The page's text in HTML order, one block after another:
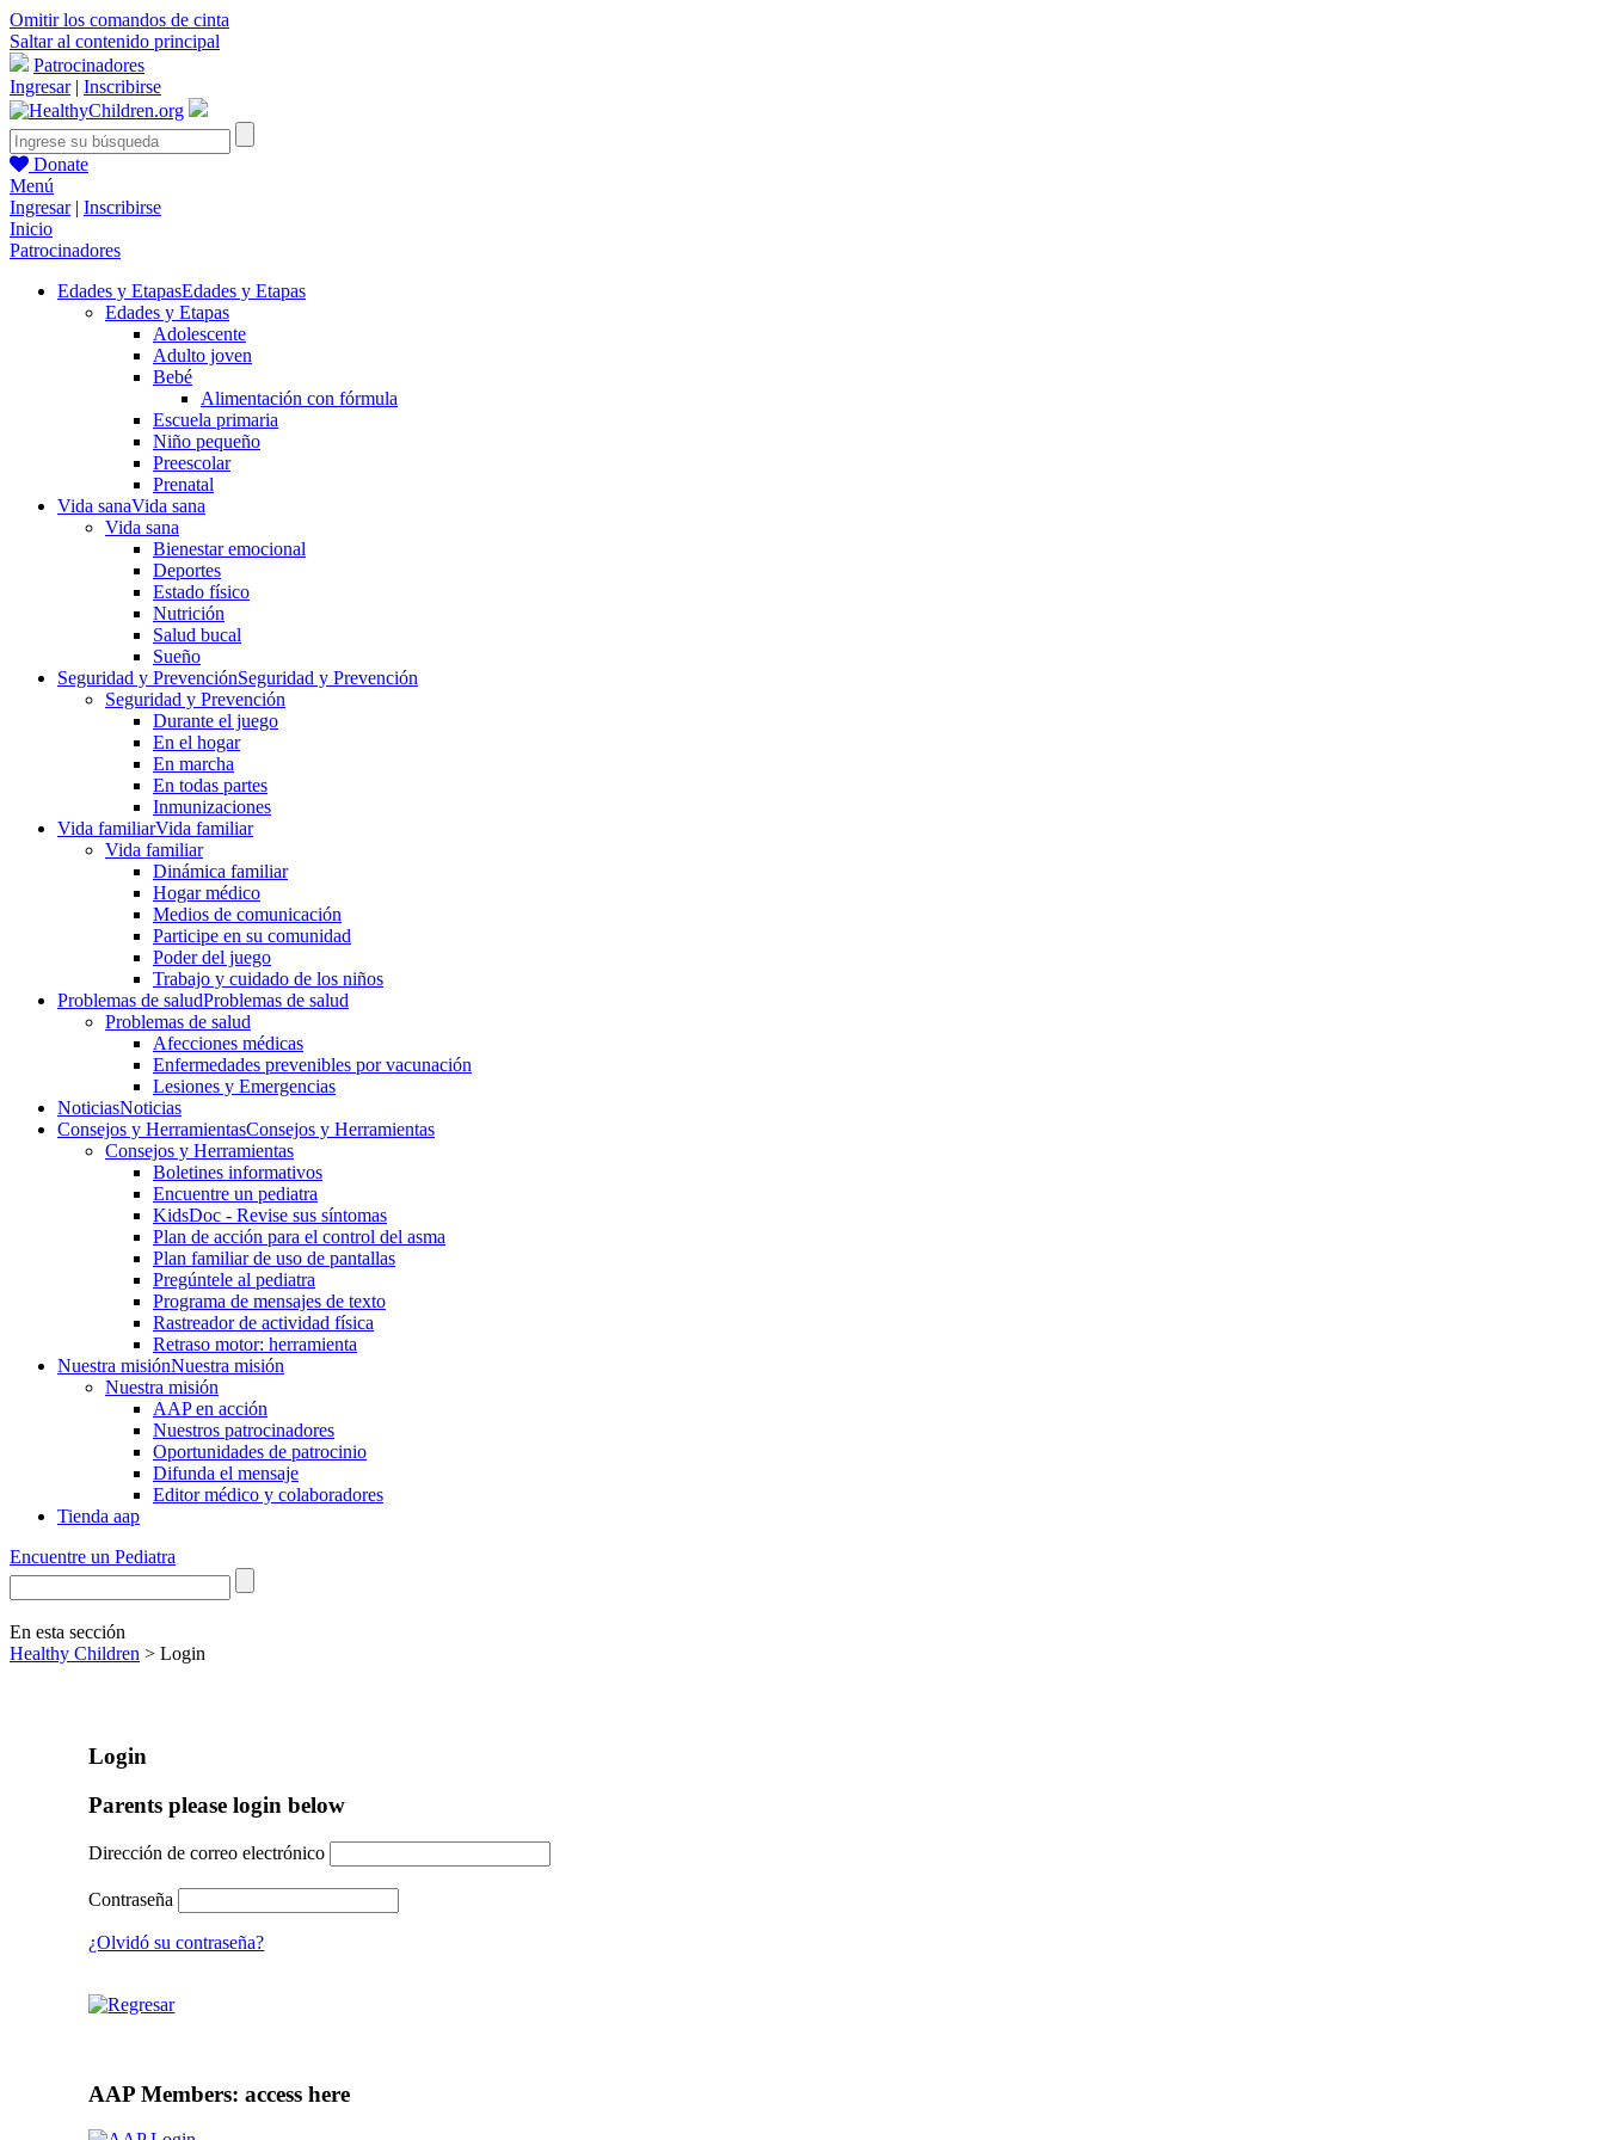
Omitir los comandos de cinta
Saltar al contenido principal
Patrocinadores
Ingresar| Inscribirse
Donate
Menú
Ingresar| Inscribirse
Inicio
Patrocinadores
Edades y EtapasEdades y Etapas
Edades y Etapas
Adolescente
Adulto joven
Bebé
Alimentación con fórmula
Escuela primaria
Niño pequeño
Preescolar
Prenatal
Vida sanaVida sana
Vida sana
Bienestar emocional
Deportes
Estado físico
Nutrición
Salud bucal
Sueño
Seguridad y PrevenciónSeguridad y Prevención
Seguridad y Prevención
Durante el juego
En el hogar
En marcha
En todas partes
Inmunizaciones
Vida familiarVida familiar
Vida familiar
Dinámica familiar
Hogar médico
Medios de comunicación
Participe en su comunidad
Poder del juego
Trabajo y cuidado de los niños
Problemas de saludProblemas de salud
Problemas de salud
Afecciones médicas
Enfermedades prevenibles por vacunación
Lesiones y Emergencias
NoticiasNoticias
Consejos y HerramientasConsejos y Herramientas
Consejos y Herramientas
Boletines informativos
Encuentre un pediatra
KidsDoc - Revise sus síntomas
Plan de acción para el control del asma
Plan familiar de uso de pantallas
Pregúntele al pediatra
Programa de mensajes de texto
Rastre​​ador de activida​d física
Retraso motor: herramienta
Nuestra misiónNuestra misión
Nuestra misión
AAP en acción
Nuestros patrocinadores
Oportunidades de patrocinio
Difunda el mensaje
Editor médico y colaboradores
Tienda aap
Encuentre un Pediatra
En esta sección
Healthy Children > Login
Login
Parents please login below
Dirección de correo electrónico
Contraseña
¿Olvidó su contraseña?
AAP Members: access here